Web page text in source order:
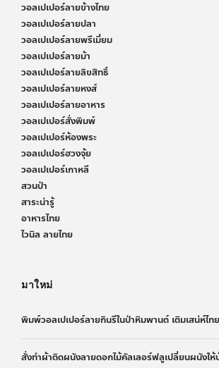
วอลเปเปอร์ลายข้างไทย
วอลเปเปอร์ลายปลา
วอลเปเปอร์ลายพรีเมี่ยม
วอลเปเปอร์ลายม้า
วอลเปเปอร์ลายลิขสิทธิ์
วอลเปเปอร์ลายหงส์
วอลเปเปอร์ลายอาหาร
วอลเปเปอร์สั่งพิมพ์
วอลเปเปอร์ห้องพระ
วอลเปเปอร์ฮวงจุ้ย
วอลเปเปอร์เกาหลี
สวนป่า
สาระน่ารู้
อาหารไทย
ไวนิล ลายไทย
มาใหม่
พิมพ์วอลเปเปอร์ลายกินรีในป่าหิมพานต์ เติมเสน่ห์ไท
สั่งทำผ้าติดผนังลายดอกไม้คัลเลอร์ฟลูเปลี่ยนผนังใ